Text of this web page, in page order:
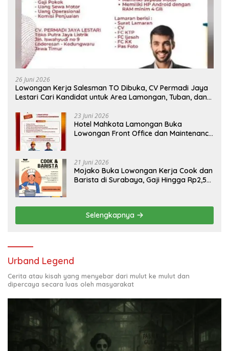
26 Juni 2026
Lowongan Kerja Salesman TO Dibuka, CV Permadi Jaya
Lestari Cari Kandidat untuk Area Lamongan, Tuban, dan
23 Juni 2026
Hotel Mahkota Lamongan Buka
Lowongan Front Office dan Maintenance
21 Juni 2026
Mojako Buka Lowongan Kerja Cook dan
Barista di Surabaya, Gaji Hingga Rp2,5
Selengkapnya
Urband Legend
Cerita atau kisah yang menyebar dari mulut ke mulut dan
dipercaya secara luas oleh masyarakat